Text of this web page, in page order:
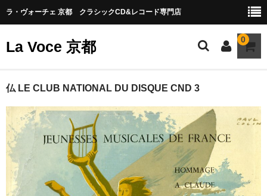
ラ・ヴォーチェ 京都 クラシックCD&レコード専門店
La Voce 京都 0
CATALOG LP
New arrival
交響曲・管弦楽曲
協奏曲
室内楽曲
仏 LE CLUB NATIONAL DU DISQUE CND 3